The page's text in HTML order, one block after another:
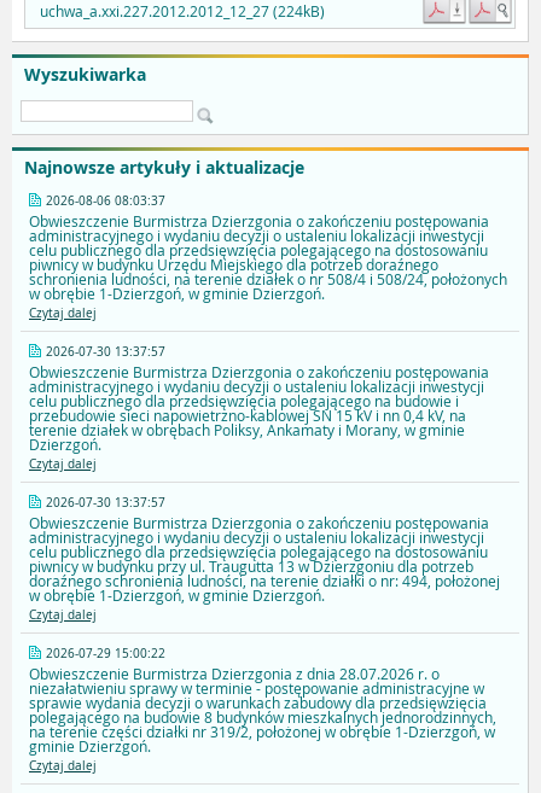
Wyszukiwarka
Najnowsze artykuły i aktualizacje
2026-08-06 08:03:37
Obwieszczenie Burmistrza Dzierzgonia o zakończeniu postępowania
administracyjnego i wydaniu decyzji o ustaleniu lokalizacji inwestycji
celu publicznego dla przedsięwzięcia polegającego na dostosowaniu
piwnicy w budynku Urzędu Miejskiego dla potrzeb doraźnego
schronienia ludności, na terenie działek o nr 508/4 i 508/24, położonych
w obrębie 1-Dzierzgoń, w gminie Dzierzgoń.
Czytaj dalej
2026-07-30 13:37:57
Obwieszczenie Burmistrza Dzierzgonia o zakończeniu postępowania
administracyjnego i wydaniu decyzji o ustaleniu lokalizacji inwestycji
celu publicznego dla przedsięwzięcia polegającego na budowie i
przebudowie sieci napowietrzno-kablowej SN 15 kV i nn 0,4 kV, na
terenie działek w obrębach Poliksy, Ankamaty i Morany, w gminie
Dzierzgoń.
Czytaj dalej
2026-07-30 13:37:57
Obwieszczenie Burmistrza Dzierzgonia o zakończeniu postępowania
administracyjnego i wydaniu decyzji o ustaleniu lokalizacji inwestycji
celu publicznego dla przedsięwzięcia polegającego na dostosowaniu
piwnicy w budynku przy ul. Traugutta 13 w Dzierzgoniu dla potrzeb
doraźnego schronienia ludności, na terenie działki o nr: 494, położonej
w obrębie 1-Dzierzgoń, w gminie Dzierzgoń.
Czytaj dalej
2026-07-29 15:00:22
Obwieszczenie Burmistrza Dzierzgonia z dnia 28.07.2026 r. o
niezałatwieniu sprawy w terminie - postępowanie administracyjne w
sprawie wydania decyzji o warunkach zabudowy dla przedsięwzięcia
polegającego na budowie 8 budynków mieszkalnych jednorodzinnych,
na terenie części działki nr 319/2, położonej w obrębie 1-Dzierzgoń, w
gminie Dzierzgoń.
Czytaj dalej
uchwa_a.xxi.227.2012.2012_12_27 (224kB)